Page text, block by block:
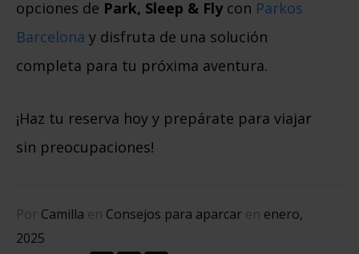
opciones de Park, Sleep & Flycon Parkos
Barcelona y disfruta de una solución
completa para tu próxima aventura.
¡Haz tu reserva hoy y prepárate para viajar
sin preocupaciones!
Por Camilla en Consejos para aparcar en enero,
2025